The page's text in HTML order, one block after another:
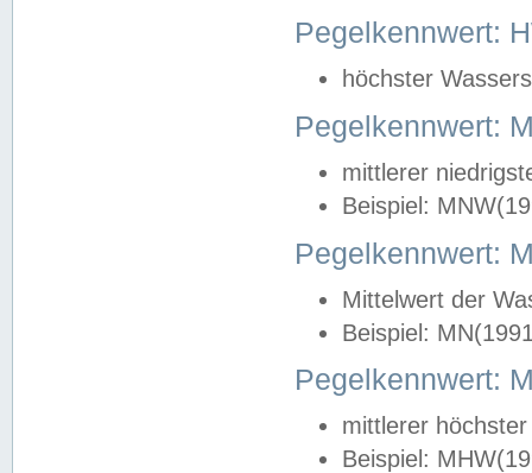
Pegelkennwert:
höchster
Pegelkennwert:
mittlerer
Beispiel:
Pegelkennwert:
Mittelwert der
Beispiel:
Pegelkennwert:
mittlerer
Beispiel: